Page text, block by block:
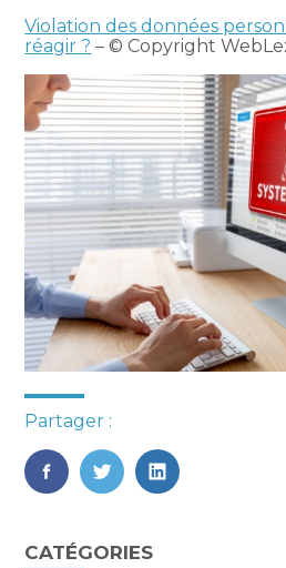
Violation des données
réagir ? – © Copyright
Partager :
FaceBook
TwitterLinkedIn
Blog
CATÉGORIES